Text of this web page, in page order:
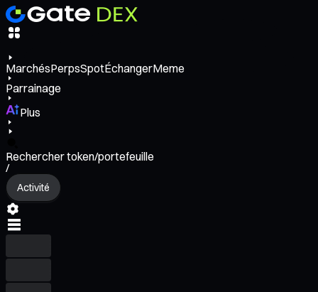
MarchésPerpsSpotÉchangerMeme
Parrainage
Plus
Rechercher token/portefeuille
/
Activité